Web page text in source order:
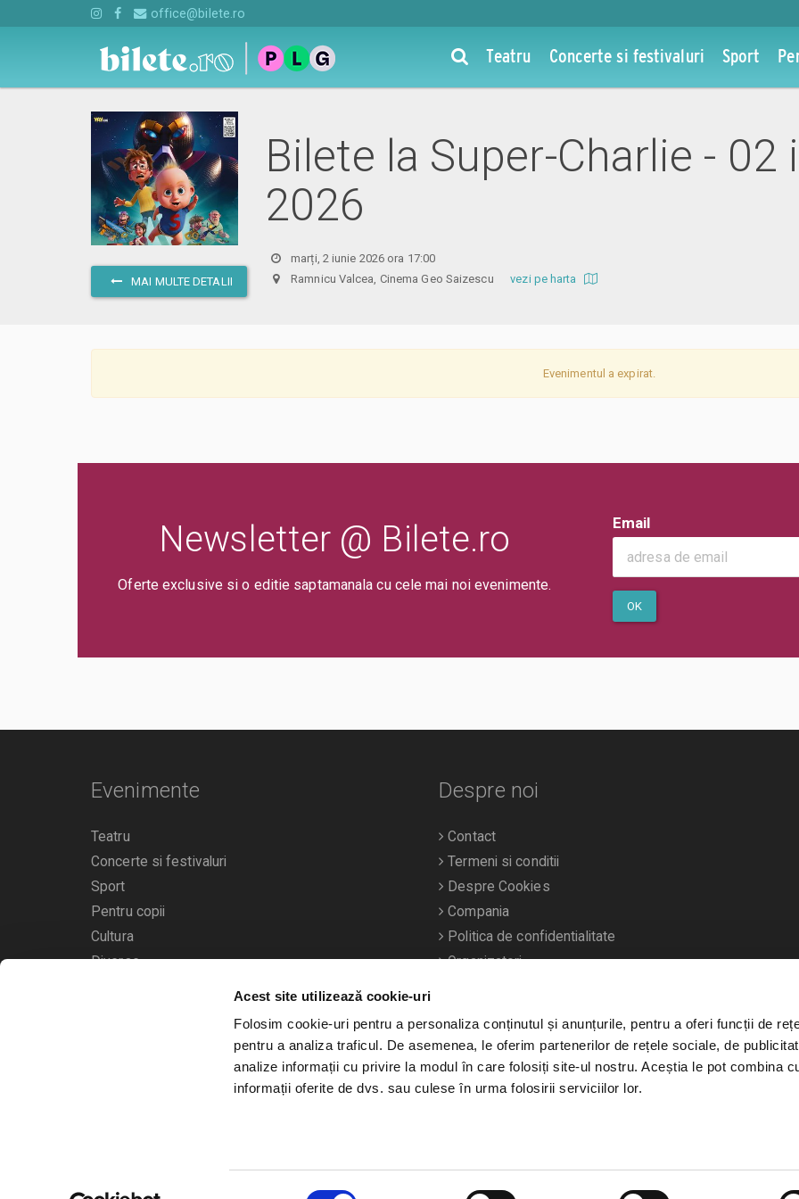
Acest site utilizează cookie-uri
Folosim cookie-uri pentru a personaliza conținutul și anunțurile, pentru a oferi funcții de
pentru a analiza traficul. De asemenea, le oferim partenerilor de rețele sociale, de
analize informații cu privire la modul în care folosiți site-ul nostru. Aceștia le pot combina
informații oferite de dvs. sau culese în urma folosirii serviciilor lor.
office@bilete.ro
Teatru Concerte si festivaluri Sport
MAI MULTE DETALII
Bilete la Super-Charlie - 02
2026
marți, 2 iunie 2026 ora 17:00
Ramnicu Valcea, Cinema Geo Saizescuvezi pe harta
Evenimentul a expirat.
Newsletter @ Bilete.ro
Oferte exclusive si o editie saptamanala cu cele mai noi evenimente.
Email
OK
Evenimente
Teatru
Concerte si festivaluri
Sport
Pentru copii
Cultura
Diverse
Calendarul evenimentelor
Despre noi
Contact
Termeni si conditii
Despre Cookies
Compania
Politica de confidentialitate
Organizatori
Bilete.ro